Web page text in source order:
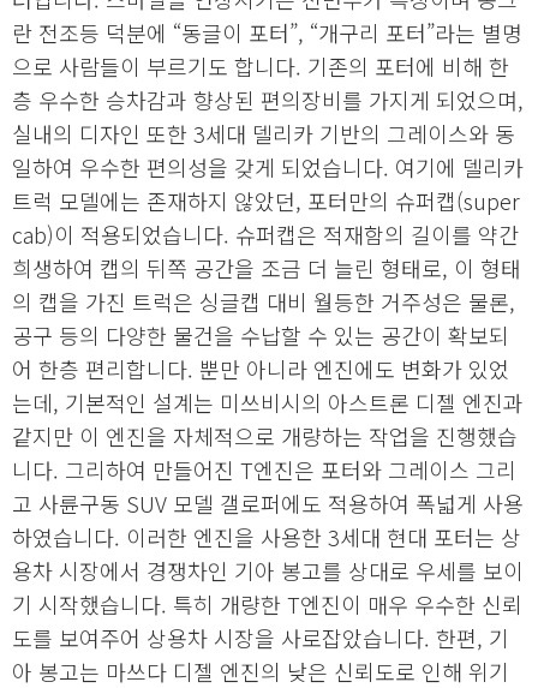
란 전조등 덕분에 “동글이 포터”, “개구리 포터”라는 별명
으로 사람들이 부르기도 합니다. 기존의 포터에 비해 한
층 우수한 승차감과 향상된 편의장비를 가지게 되었으며,
실내의 디자인 또한 3세대 델리카 기반의 그레이스와 동
일하여 우수한 편의성을 갖게 되었습니다. 여기에 델리카
트럭 모델에는 존재하지 않았던, 포터만의 슈퍼캡(super
cab)이 적용되었습니다. 슈퍼캡은 적재함의 길이를 약간
희생하여 캡의 뒤쪽 공간을 조금 더 늘린 형태로, 이 형태
의 캡을 가진 트럭은 싱글캡 대비 월등한 거주성은 물론,
공구 등의 다양한 물건을 수납할 수 있는 공간이 확보되
어 한층 편리합니다. 뿐만 아니라 엔진에도 변화가 있었
는데, 기본적인 설계는 미쓰비시의 아스트론 디젤 엔진과
같지만 이 엔진을 자체적으로 개량하는 작업을 진행했습
니다. 그리하여 만들어진 T엔진은 포터와 그레이스 그리
고 사륜구동 SUV 모델 갤로퍼에도 적용하여 폭넓게 사용
하였습니다. 이러한 엔진을 사용한 3세대 현대 포터는 상
용차 시장에서 경쟁차인 기아 봉고를 상대로 우세를 보이
기 시작했습니다. 특히 개량한 T엔진이 매우 우수한 신뢰
도를 보여주어 상용차 시장을 사로잡았습니다. 한편, 기
아 봉고는 마쓰다 디젤 엔진의 낮은 신뢰도로 인해 위기